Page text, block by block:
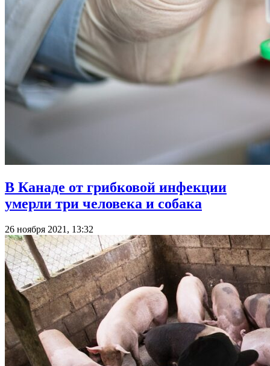
В Канаде от грибковой инфекции
умерли три человека и собака
26 ноября 2021, 13:32